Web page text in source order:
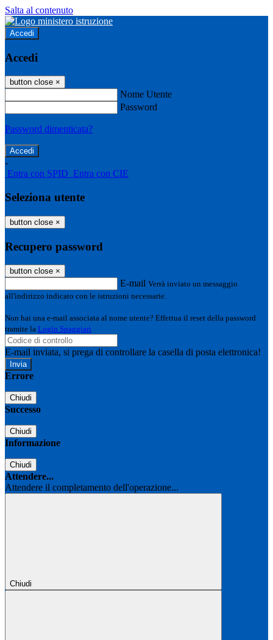
Salta al contenuto
Accedi
Accedi
button close ×
Nome Utente
Password
Password dimenticata?
-
Entra con SPID Entra con CIE
Seleziona utente
button close ×
Recupero password
button close ×
E-mail Verrà inviato un messaggio
all'indirizzo indicato con le istruzioni necessarie.
Non hai una e-mail associata al nome utente? Effettua il reset della password
tramite la Login Spaggiari
E-mail inviata, si prega di controllare la casella di posta elettronica!
Errore
Chiudi
Successo
Chiudi
Informazione
Chiudi
Attendere...
Attendere il completamento dell'operazione...
Chiudi